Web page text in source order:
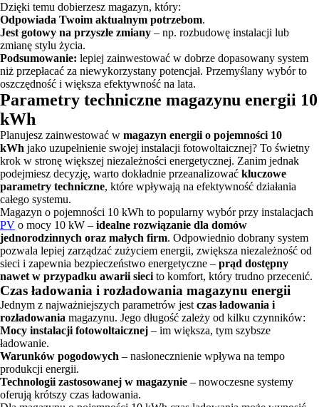
Dzięki temu dobierzesz magazyn, który:
Odpowiada Twoim aktualnym potrzebom.
Jest gotowy na przyszłe zmiany – np. rozbudowę instalacji lub
zmianę stylu życia.
Podsumowanie: lepiej zainwestować w dobrze dopasowany system
niż przepłacać za niewykorzystany potencjał. Przemyślany wybór to
oszczędność i większa efektywność na lata.
Parametry techniczne magazynu energii 10
kWh
Planujesz zainwestować w magazyn energii o pojemności 10
kWh jako uzupełnienie swojej instalacji fotowoltaicznej? To świetny
krok w stronę większej niezależności energetycznej. Zanim jednak
podejmiesz decyzję, warto dokładnie przeanalizować kluczowe
parametry techniczne, które wpływają na efektywność działania
całego systemu.
Magazyn o pojemności 10 kWh to popularny wybór przy instalacjach
PV o mocy 10 kW – idealne rozwiązanie dla domów
jednorodzinnych oraz małych firm. Odpowiednio dobrany system
pozwala lepiej zarządzać zużyciem energii, zwiększa niezależność od
sieci i zapewnia bezpieczeństwo energetyczne – prąd dostępny
nawet w przypadku awarii sieci to komfort, który trudno przecenić.
Czas ładowania i rozładowania magazynu energii
Jednym z najważniejszych parametrów jest czas ładowania i
rozładowania magazynu. Jego długość zależy od kilku czynników:
Mocy instalacji fotowoltaicznej – im większa, tym szybsze
ładowanie.
Warunków pogodowych – nasłonecznienie wpływa na tempo
produkcji energii.
Technologii zastosowanej w magazynie – nowoczesne systemy
oferują krótszy czas ładowania.